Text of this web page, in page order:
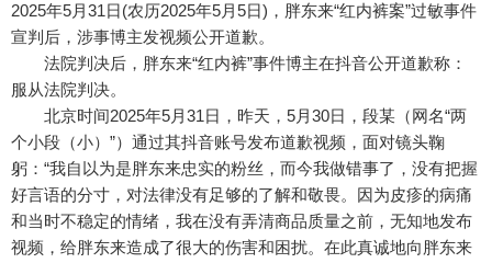
2025年5月31日(农历2025年5月5日)，胖东来“红内裤案”过敏事件
宣判后，涉事博主发视频公开道歉。
法院判决后，胖东来“红内裤”事件博主在抖音公开道歉称：
服从法院判决。
北京时间2025年5月31日，昨天，5月30日，段某（网名“两
个小段（小）”）通过其抖音账号发布道歉视频，面对镜头鞠
躬：“我自以为是胖东来忠实的粉丝，而今我做错事了，没有把握
好言语的分寸，对法律没有足够的了解和敬畏。因为皮疹的病痛
和当时不稳定的情绪，我在没有弄清商品质量之前，无知地发布
视频，给胖东来造成了很大的伤害和困扰。在此真诚地向胖东来